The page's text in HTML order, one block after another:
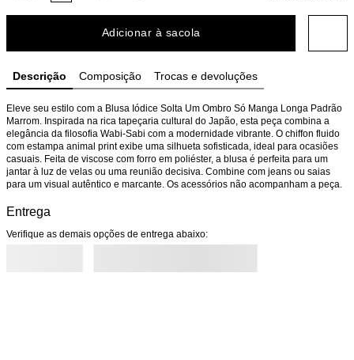
Adicionar à sacola
Descrição Composição Trocas e devoluções
Eleve seu estilo com a Blusa Iódice Solta Um Ombro Só Manga Longa Padrão
Marrom. Inspirada na rica tapeçaria cultural do Japão, esta peça combina a
elegância da filosofia Wabi-Sabi com a modernidade vibrante. O chiffon fluido
com estampa animal print exibe uma silhueta sofisticada, ideal para ocasiões
casuais. Feita de viscose com forro em poliéster, a blusa é perfeita para um
jantar à luz de velas ou uma reunião decisiva. Combine com jeans ou saias
para um visual autêntico e marcante. Os acessórios não acompanham a peça.
Entrega
Verifique as demais opções de entrega abaixo: